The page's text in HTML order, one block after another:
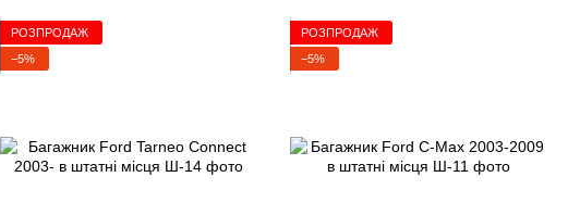
РОЗПРОДАЖ
−5%
РОЗПРОДАЖ
−5%